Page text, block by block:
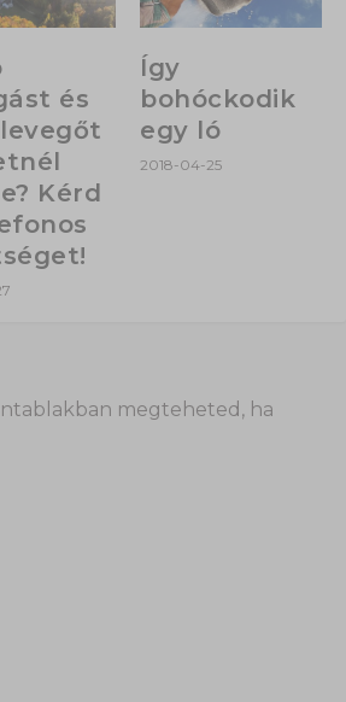
és
Kérd
Így
bohóckodik
egy ló
2018-04-25
megteheted, ha